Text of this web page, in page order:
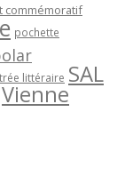
commémoratif
pochette
littéraire SAL
Vienne